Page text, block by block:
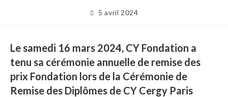
Publication
5 avril 2024
Le samedi 16 mars 2024, CY Fondation a
tenu sa cérémonie annuelle de remise des
prix Fondation lors de la Cérémonie de
Remise des Diplômes de CY Cergy Paris